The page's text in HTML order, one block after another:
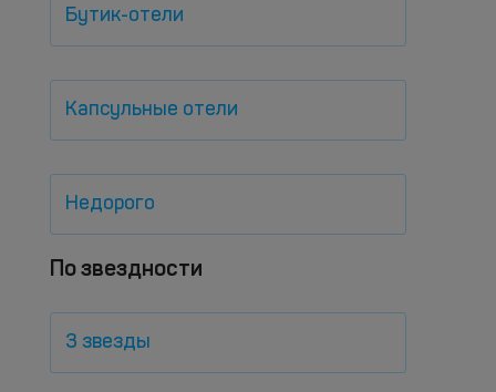
Бутик-отели
Капсульные отели
Недорого
По звездности
3 звезды